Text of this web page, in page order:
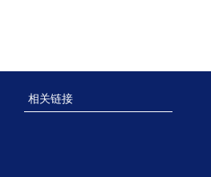
相关链接